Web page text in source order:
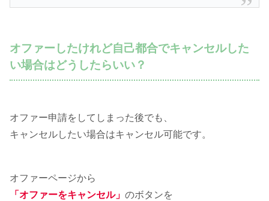
オファーしたけれど自己都合でキャンセルした
い場合はどうしたらいい？
オファー申請をしてしまった後でも、
キャンセルしたい場合はキャンセル可能です。
オファーページから
「オファーをキャンセル」 のボタンを